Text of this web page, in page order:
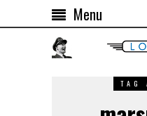
Menu
TAG